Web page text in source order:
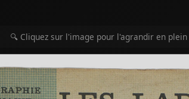
🔍 Cliquez sur l'image pour l'agrandir en